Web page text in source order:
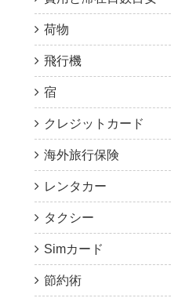
荷物
飛行機
宿
クレジットカード
海外旅行保険
レンタカー
タクシー
Simカード
節約術